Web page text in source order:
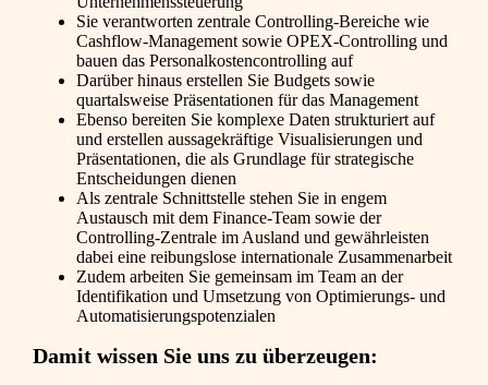
Sie verantworten zentrale Controlling-Bereiche wie
Cashflow-Management sowie OPEX-Controlling und
bauen das Personalkostencontrolling auf
Darüber hinaus erstellen Sie Budgets sowie
quartalsweise Präsentationen für das Management
Ebenso bereiten Sie komplexe Daten strukturiert auf
und erstellen aussagekräftige Visualisierungen und
Präsentationen, die als Grundlage für strategische
Entscheidungen dienen
Als zentrale Schnittstelle stehen Sie in engem
Austausch mit dem Finance-Team sowie der
Controlling-Zentrale im Ausland und gewährleisten
dabei eine reibungslose internationale Zusammenarbeit
Zudem arbeiten Sie gemeinsam im Team an der
Identifikation und Umsetzung von Optimierungs- und
Automatisierungspotenzialen
Damit wissen Sie uns zu überzeugen: